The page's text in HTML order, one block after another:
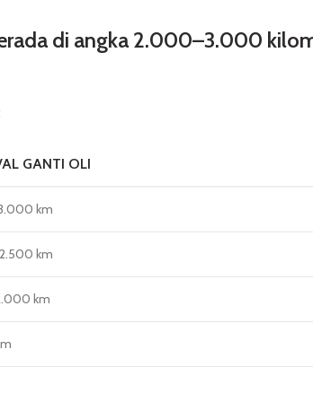
di angka 2.000–3.000
GANTI OLI
km
km
km